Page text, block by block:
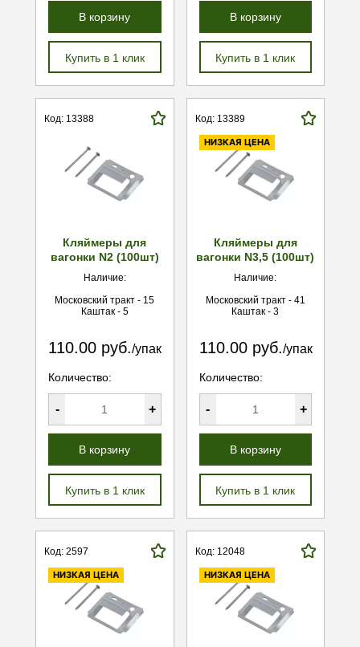
В корзину
Купить в 1 клик
В корзину
Купить в 1 клик
Код: 13388
Кляймеры для
вагонки N2 (100шт)
Наличие:
Московский тракт - 15
Каштак - 5
110.00 руб./упак
Количество:
- +
В корзину
Купить в 1 клик
Код: 13389
НИЗКАЯ ЦЕНА
Кляймеры для
вагонки N3,5 (100шт)
Наличие:
Московский тракт - 41
Каштак - 3
110.00 руб./упак
Количество:
- +
В корзину
Купить в 1 клик
Код: 2597
НИЗКАЯ ЦЕНА
Код: 12048
НИЗКАЯ ЦЕНА